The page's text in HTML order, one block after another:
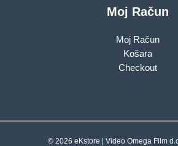
Moj Račun
Moj Račun
Košara
Checkout
© 2026 eKstore | Video Omega Film